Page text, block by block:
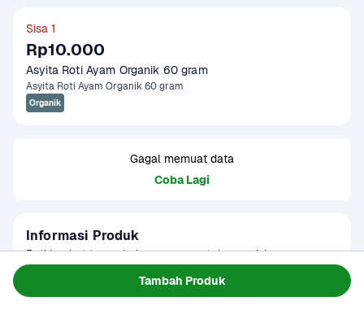
Tambah Produk
Sisa 1
Rp10.000
Asyita Roti Ayam Organik 60 gram
Asyita Roti Ayam Organik 60 gram
Organik
Gagal memuat data
Coba Lagi
Informasi Produk
Roti lembut tanpa bahan pengawet dengan isian ayam
camilan maupun sarapan dengan kualitas bahan pilihan.